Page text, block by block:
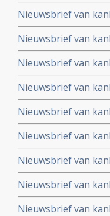
Nieuwsbrief van
Nieuwsbrief van
Nieuwsbrief van
Nieuwsbrief van
Nieuwsbrief van
Nieuwsbrief van
Nieuwsbrief van
Nieuwsbrief van
Nieuwsbrief van